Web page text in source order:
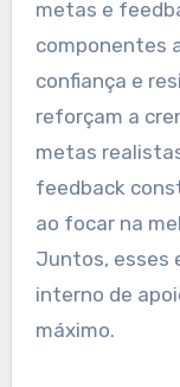
metas e
componentes
confiança e
reforçam a
metas
feedback
ao focar na
Juntos, esses
interno de
máximo.